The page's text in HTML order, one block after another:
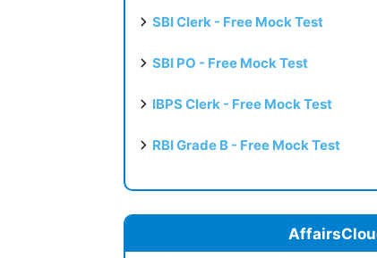
SBI Clerk - Free Mock Test
SBI PO - Free Mock Test
IBPS Clerk - Free Mock Test
RBI Grade B - Free Mock Test